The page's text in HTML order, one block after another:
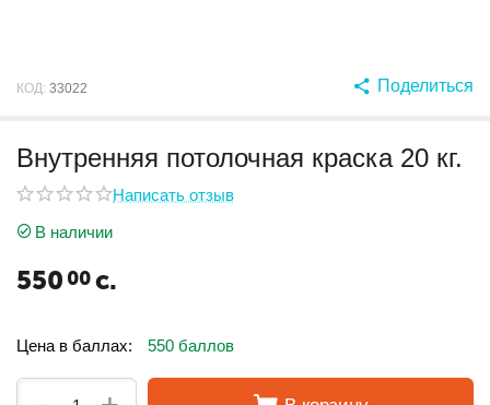
КОД: 33022 Поделиться
Внутренняя потолочная краска 20 кг.
Написать отзыв
В наличии
550 00с.
Цена в баллах: 550 баллов